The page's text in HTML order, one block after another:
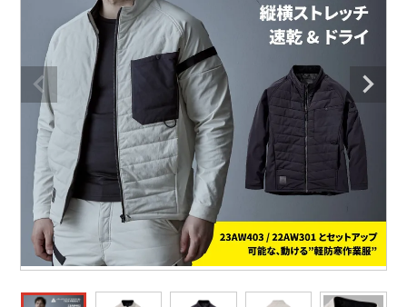
作業用手袋
アウトドア・スポーツ
ワークスーツ
コンプレッションウェア
作業用ポロシャツ
作業着ランキング
アウトドアウェアランキング
つなぎランキング
空調服ランキング
コンプレッションウェアランキング
コーコス ジーベック
クロダルマ 桑和
山田辰 クレヒフク
おたふく手袋 マック
住商モンブラン ボンマックス
電気・設備作業服
配達・営業作業服
自動車整備士作業服
DIY・日曜大工作業服
飲食店ユニフォーム